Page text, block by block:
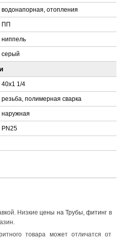
водонапорная, отопления
ПП
ниппель
серый
40x1 1/4
резьба, полимерная сварка
наружная
PN25
Низкиецены на Трубы, фитинг в
товара может отличатся от